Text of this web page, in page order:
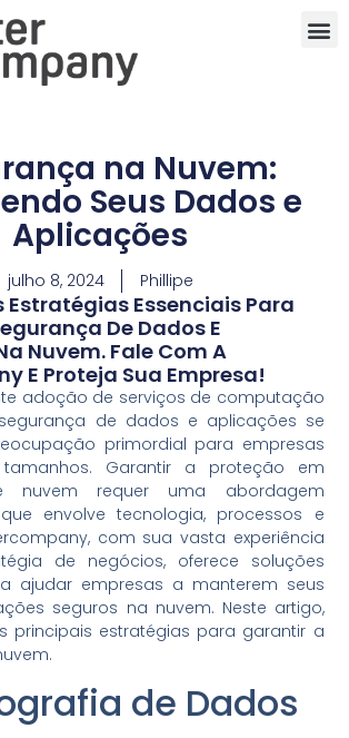
na Nuvem:
Seus Dados e
Aplicações
julho 8, 2024 Phillipe
Estratégias Essenciais Para
De Dados E
Nuvem. Fale Com A
E Proteja Sua Empresa!
adoção de serviços de computação
de dados e aplicações se
primordial para empresas
Garantir a proteção em
nuvem requer uma abordagem
envolve tecnologia, processos e
com sua vasta experiência
de negócios, oferece soluções
ajudar empresas a manterem seus
seguros na nuvem. Neste artigo,
principais estratégias para garantir a
de Dados